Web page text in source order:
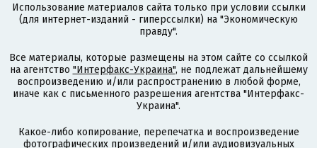
Использование материалов сайта только при условии ссылки
(для интернет-изданий - гиперссылки) на "Экономическую
правду".
Все материалы, которые размещены на этом сайте со ссылкой
на агентство "Интерфакс-Украина", не подлежат дальнейшему
воспроизведению и/или распространению в любой форме,
иначе как с письменного разрешения агентства "Интерфакс-
Украина".
Какое-либо копирование, перепечатка и воспроизведение
фотографических произведений и/или аудиовизуальных